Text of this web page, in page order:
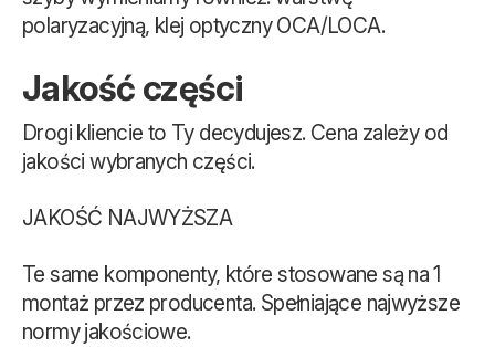
polaryzacyjną, klej optyczny OCA/LOCA.
Jakość części
Drogi kliencie to Ty decydujesz. Cena zależy od
jakości wybranych części.
JAKOŚĆ NAJWYŻSZA
Te same komponenty, które stosowane są na 1
montaż przez producenta. Spełniające najwyższe
normy jakościowe.